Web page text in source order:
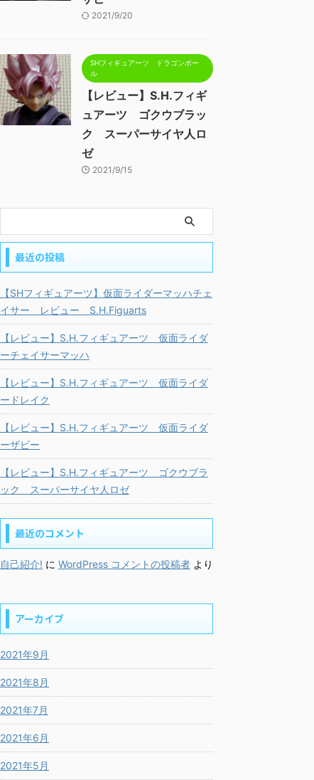
2021/9/20
SHフィギュアーツ ドラゴンボー
ル
【レビュー】S.H.フィギ
ュアーツ ゴクウブラッ
ク スーパーサイヤ人ロ
ゼ
2021/9/15
最近の投稿
【SHフィギュアーツ】仮面ライダーマッハチェ
イサー レビュー S.H.Figuarts
【レビュー】S.H.フィギュアーツ 仮面ライダ
ーチェイサーマッハ
【レビュー】S.H.フィギュアーツ 仮面ライダ
ードレイク
【レビュー】S.H.フィギュアーツ 仮面ライダ
ーザビー
【レビュー】S.H.フィギュアーツ ゴクウブラ
ック スーパーサイヤ人ロゼ
最近のコメント
自己紹介! に WordPress コメントの投稿者 より
アーカイブ
2021年9月
2021年8月
2021年7月
2021年6月
2021年5月